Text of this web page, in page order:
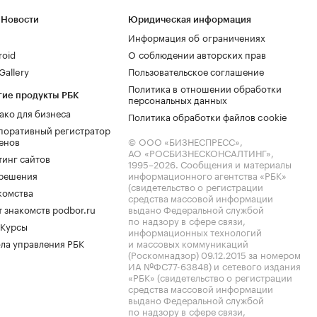
продукты РБК
для бизнеса
регистратор
сайтов
знакомств podbor.ru
управления РБК
Юридическая информация
Информация об ограничениях
О соблюдении авторских прав
Пользовательское соглашение
Политика в отношении обработки
персональных данных
Политика обработки файлов cookie
© ООО «БИЗНЕСПРЕСС»,
АО «РОСБИЗНЕСКОНСАЛТИНГ»,
1995–2026. Сообщения и материалы
информационного агентства «РБК»
(свидетельство о регистрации
средства массовой информации
выдано Федеральной службой
по надзору в сфере связи,
информационных технологий
и массовых коммуникаций
(Роскомнадзор) 09.12.2015 за номером
ИА №ФС77-63848) и сетевого издания
«РБК» (свидетельство о регистрации
средства массовой информации
выдано Федеральной службой
по надзору в сфере связи,